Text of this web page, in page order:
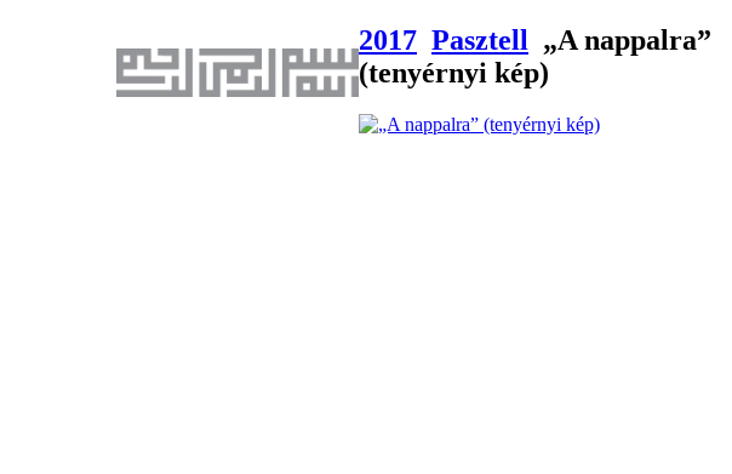
2017 Pasztell „A nappalra”
(tenyérnyi kép)